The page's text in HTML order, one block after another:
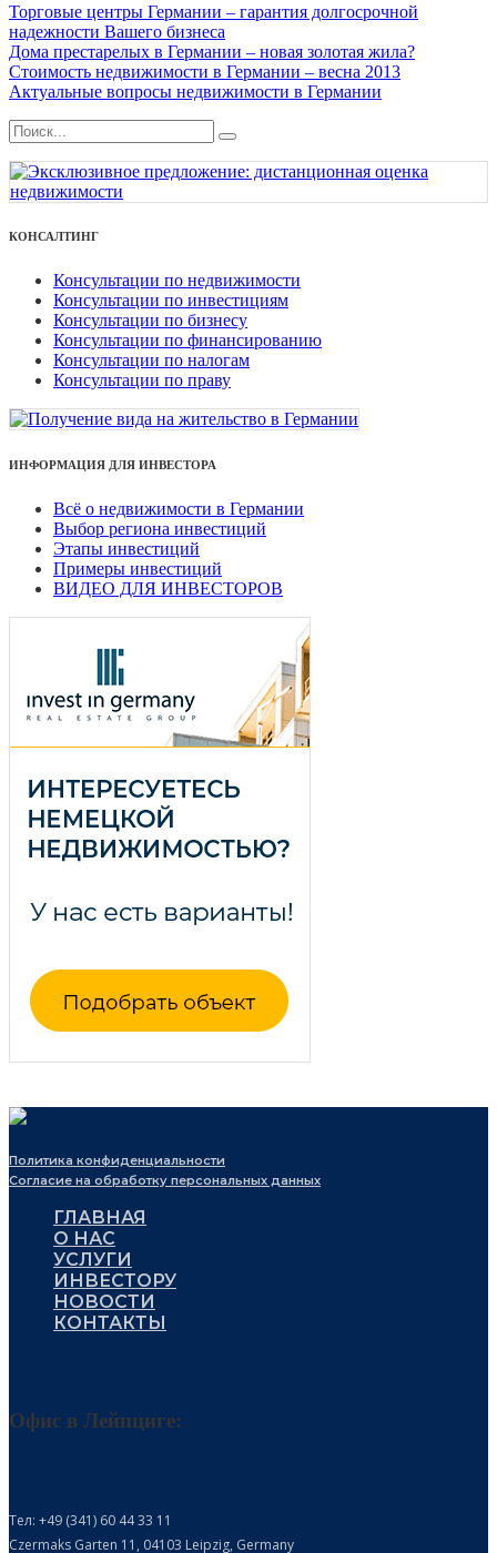
Торговые центры Германии – гарантия долгосрочной
надежности Вашего бизнеса
Дома престарелых в Германии – новая золотая жила?
Стоимость недвижимости в Германии – весна 2013
Актуальные вопросы недвижимости в Германии
КОНСАЛТИНГ
Консультации по недвижимости
Консультации по инвестициям
Консультации по бизнесу
Консультации по финансированию
Консультации по налогам
Консультации по праву
ИНФОРМАЦИЯ ДЛЯ ИНВЕСТОРА
Всё о недвижимости в Германии
Выбор региона инвестиций
Этапы инвестиций
Примеры инвестиций
ВИДЕО ДЛЯ ИНВЕСТОРОВ
Политика конфиденциальности
Согласие на обработку персональных данных
ГЛАВНАЯ
О НАС
УСЛУГИ
ИНВЕСТОРУ
НОВОСТИ
КОНТАКТЫ
Офис в Лейпциге:
Тел: +49 (341) 60 44 33 11
Czermaks Garten 11, 04103 Leipzig, Germany